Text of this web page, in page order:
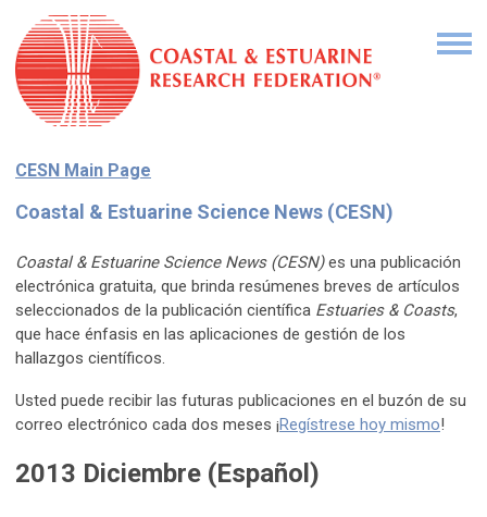
CESN Main Page
Coastal & Estuarine Science News (CESN)
Coastal & Estuarine Science News (CESN)es una publicación
electrónica gratuita, que brinda resúmenes breves de artículos
seleccionados de la publicación científica Estuaries & Coasts,
que hace énfasis en las aplicaciones de gestión de los
hallazgos científicos.
Usted puede recibir las futuras publicaciones en el buzón de su
correo electrónico cada dos meses ¡Regístrese hoy mismo!
2013 Diciembre (Español)